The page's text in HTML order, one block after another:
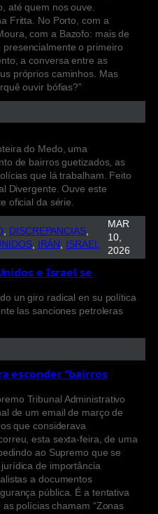
até quem nos ouve.
Fritta. No Porto, com a
com a Bazofo: mais de
o primeiro
a conversa entre as
próprios caminhos. Mas
ouvir bófias?”
do Medo, uma
de bairros guetizados, as
que lá trabalham. Feito
Divergente. Ouve este
oficial da série.
DISCREPANCIAS
, IRÁN ISRAEL
MAR
10,
2026
e Israel se
un giro radical en su política
las sanciones petroleras
esconder “bairros
Tribunal Administrativo
de um email de março de
que considerava
esta sexta-feira, de uma
ao Supremo que se
de importância
a documentos
pública. É a tentativa
polícias chamam “Zonas